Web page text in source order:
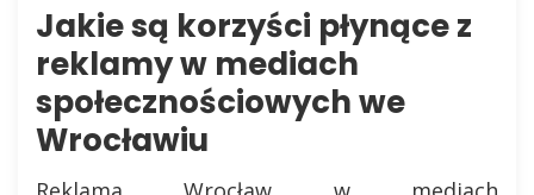
Jakie są korzyści płynące z
reklamy w mediach
społecznościowych we
Wrocławiu